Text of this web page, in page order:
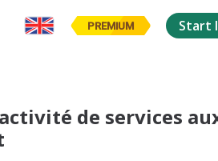
PREMIUM Start
de services